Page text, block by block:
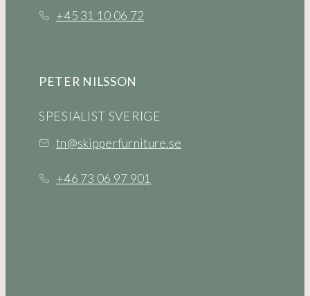
+45 31 10 06 72
PETER NILSSON
SPESIALIST SVERIGE
tn@skipperfurniture.se
+46 73 06 97 901